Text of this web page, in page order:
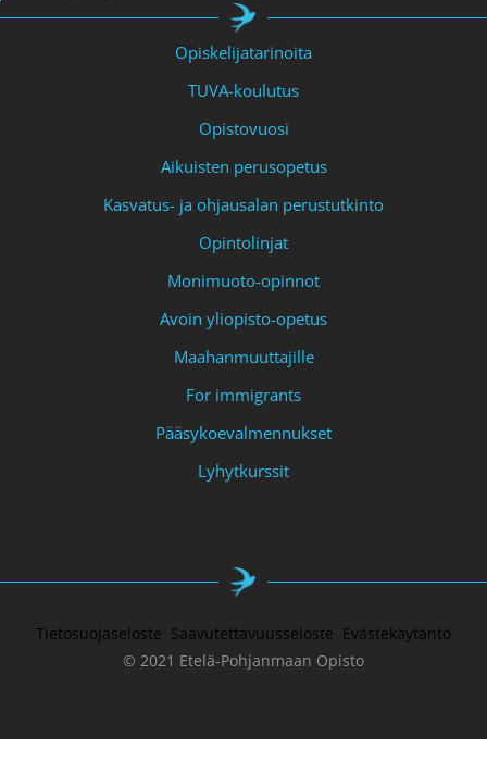
Opiskelijatarinoita
TUVA-koulutus
Opistovuosi
Aikuisten perusopetus
Kasvatus- ja ohjausalan perustutkinto
Opintolinjat
Monimuoto-opinnot
Avoin yliopisto-opetus
Maahanmuuttajille
For immigrants
Pääsykoevalmennukset
Lyhytkurssit
Tietosuojaseloste Saavutettavuusseloste Evästekäytäntö
© 2021 Etelä-Pohjanmaan Opisto